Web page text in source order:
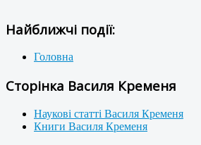
Найближчі події:
Головна
Сторінка Василя Кременя
Наукові статті Василя Кременя
Книги Василя Кременя